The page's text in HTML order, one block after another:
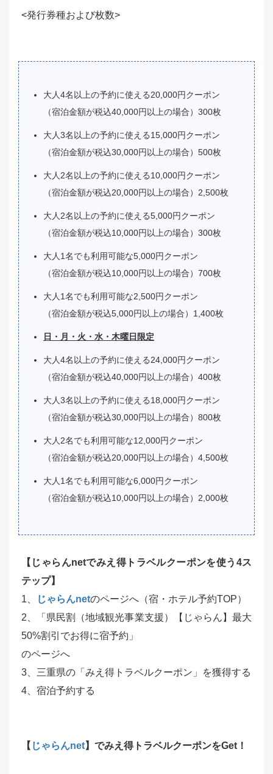
<発行券種および枚数>
大人4名以上の予約に使える20,000円クーポン
（宿泊金額が税込40,000円以上の場合）300枚
大人3名以上の予約に使える15,000円クーポン
（宿泊金額が税込30,000円以上の場合）500枚
大人2名以上の予約に使える10,000円クーポン
（宿泊金額が税込20,000円以上の場合）2,500枚
大人2名以上の予約に使える5,000円クーポン
（宿泊金額が税込10,000円以上の場合）300枚
大人1名でも利用可能な5,000円クーポン
（宿泊金額が税込10,000円以上の場合）700枚
大人1名でも利用可能な2,500円クーポン
（宿泊金額が税込5,000円以上の場合）1,400枚
日・月・火・水・木曜日限定
大人4名以上の予約に使える24,000円クーポン
（宿泊金額が税込40,000円以上の場合）400枚
大人3名以上の予約に使える18,000円クーポン
（宿泊金額が税込30,000円以上の場合）800枚
大人2名でも利用可能な12,000円クーポン
（宿泊金額が税込20,000円以上の場合）4,500枚
大人1名でも利用可能な6,000円クーポン
（宿泊金額が税込10,000円以上の場合）2,000枚
【 じゃらんnetでみえ得トラベルクーポンを使う4ス
テップ】
1、
じゃらんnetのページへ（宿・ホテル予約TOP）
2、「県民割（地域観光事業支援）【じゃらん】最大
50%割引でお得に宿予約」
のページへ
3、三重県の「みえ得トラベルクーポン」を獲得する
4、宿泊予約する
【 じゃらんnet】でみえ得トラベルクーポンをGet！